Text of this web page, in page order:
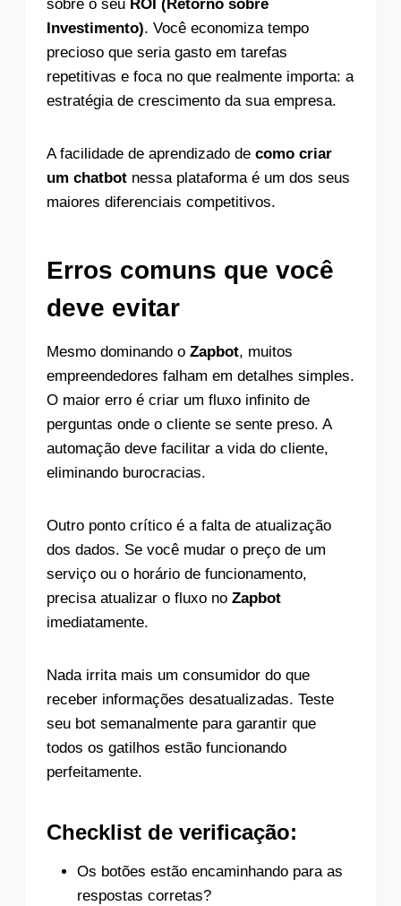
sobre o seu ROI (Retorno sobre
Investimento). Você economiza tempo
precioso que seria gasto em tarefas
repetitivas e foca no que realmente importa: a
estratégia de crescimento da sua empresa.
A facilidade de aprendizado de como criar
um chatbot nessa plataforma é um dos seus
maiores diferenciais competitivos.
Erros comuns que você
deve evitar
Mesmo dominando o Zapbot, muitos
empreendedores falham em detalhes simples.
O maior erro é criar um fluxo infinito de
perguntas onde o cliente se sente preso. A
automação deve facilitar a vida do cliente,
eliminando burocracias.
Outro ponto crítico é a falta de atualização
dos dados. Se você mudar o preço de um
serviço ou o horário de funcionamento,
precisa atualizar o fluxo no Zapbot
imediatamente.
Nada irrita mais um consumidor do que
receber informações desatualizadas. Teste
seu bot semanalmente para garantir que
todos os gatilhos estão funcionando
perfeitamente.
Checklist de verificação:
Os botões estão encaminhando para as
respostas corretas?